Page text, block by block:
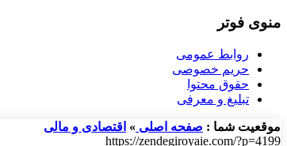
منوی فوتر
روابط عمومی
حریم خصوصی
حقوق محتوا
تبلیغ و معرفی
موقعیت شما : صفحه اصلی » اقتصادی و مالی
https://zendegiroyaie.com/?p=4199